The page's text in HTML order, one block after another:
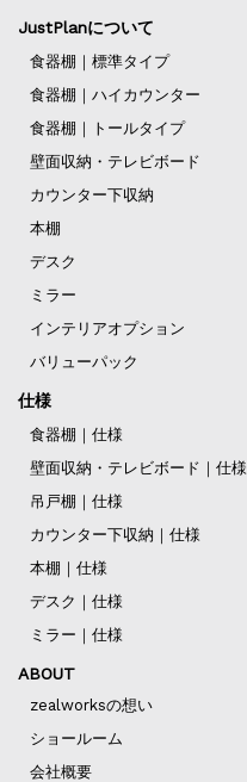
JustPlanについて
食器棚｜標準タイプ
食器棚｜ハイカウンター
食器棚｜トールタイプ
壁面収納・テレビボード
カウンター下収納
本棚
デスク
ミラー
インテリアオプション
バリューパック
仕様
食器棚｜仕様
壁面収納・テレビボード｜仕様
吊戸棚｜仕様
カウンター下収納｜仕様
本棚｜仕様
デスク｜仕様
ミラー｜仕様
ABOUT
zealworksの想い
ショールーム
会社概要